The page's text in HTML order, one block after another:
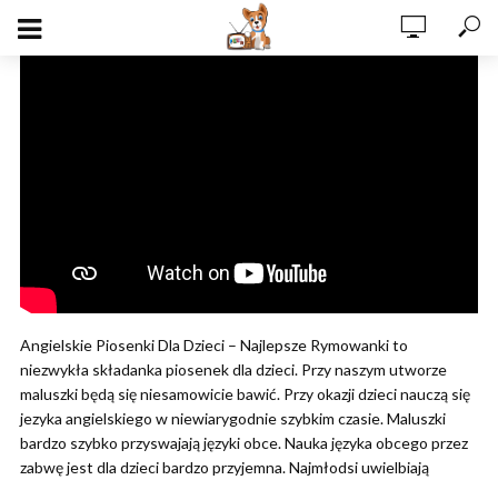
Angielskie Piosenki Dla Dzieci – Najlepsze Rymowanki to
niezwykła składanka piosenek dla dzieci. Przy naszym utworze
maluszki będą się niesamowicie bawić. Przy okazji dzieci nauczą się
jezyka angielskiego w niewiarygodnie szybkim czasie. Maluszki
bardzo szybko przyswajają języki obce. Nauka języka obcego przez
zabwę jest dla dzieci bardzo przyjemna. Najmłodsi uwielbiają